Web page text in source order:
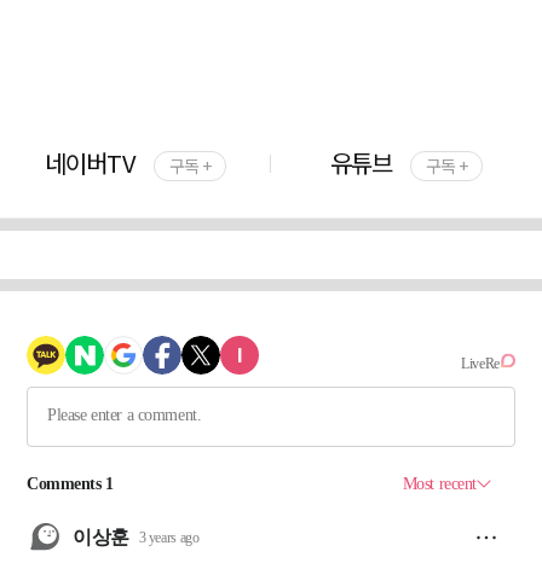
네이버TV 구독 + 유튜브 구독 +